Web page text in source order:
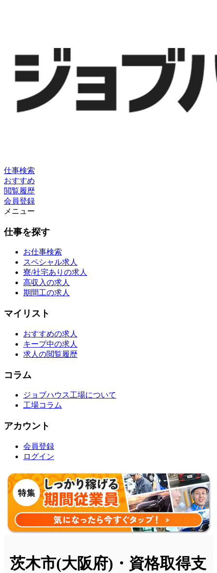
仕事検索
おすすめ
閲覧履歴
会員登録
メニュー
仕事を探す
お仕事検索
スペシャル求人
寮/社宅ありの求人
高収入の求人
期間工の求人
マイリスト
おすすめの求人
キープ中の求人
求人の閲覧履歴
コラム
ジョブハウス工場について
工場コラム
アカウント
会員登録
ログイン
茨木市(大阪府)・資格取得支